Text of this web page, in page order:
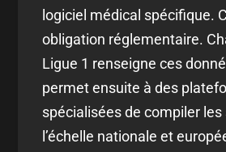
logiciel médical spécifique.
obligation réglementaire.
Ligue 1 renseigne ces
permet ensuite à des
spécialisées de compiler
l’échelle nationale et